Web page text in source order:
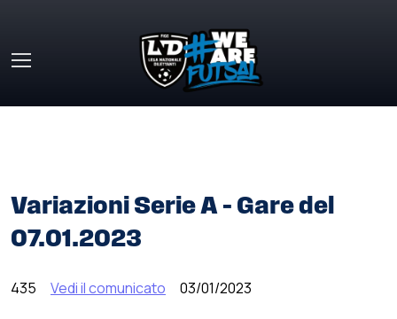
Variazioni Serie A – Gare del
07.01.2023
435 Vedi il comunicato 03/01/2023